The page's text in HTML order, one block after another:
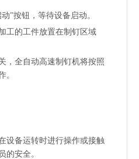
”按钮，等待设备启动。
工的工件放置在制钉区域
，全自动高速制钉机将按照
。
设备运转时进行操作或接触
的安全。